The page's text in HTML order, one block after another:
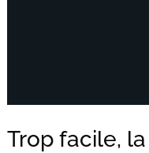
Trop facile,